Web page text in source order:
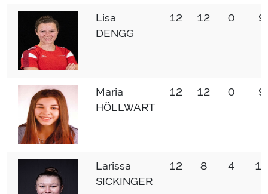
Lisa
DENGG
12 12 0
Maria
HÖLLWART
12 12 0
Larissa
SICKINGER
12 8 4